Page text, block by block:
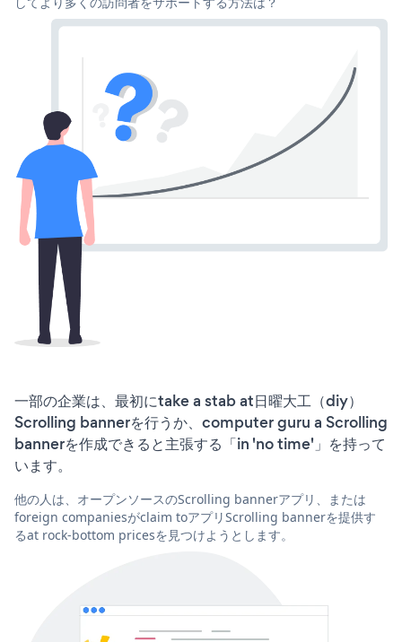
一部の企業は、最初にtake a stab at日曜大工（diy）
Scrolling bannerを行うか、computer guru a Scrolling
bannerを作成できると主張する「in 'no time'」を持って
います。
他の人は、オープンソースのScrolling bannerアプリ、または
foreign companiesがclaim toアプリScrolling bannerを提供す
るat rock-bottom pricesを見つけようとします。